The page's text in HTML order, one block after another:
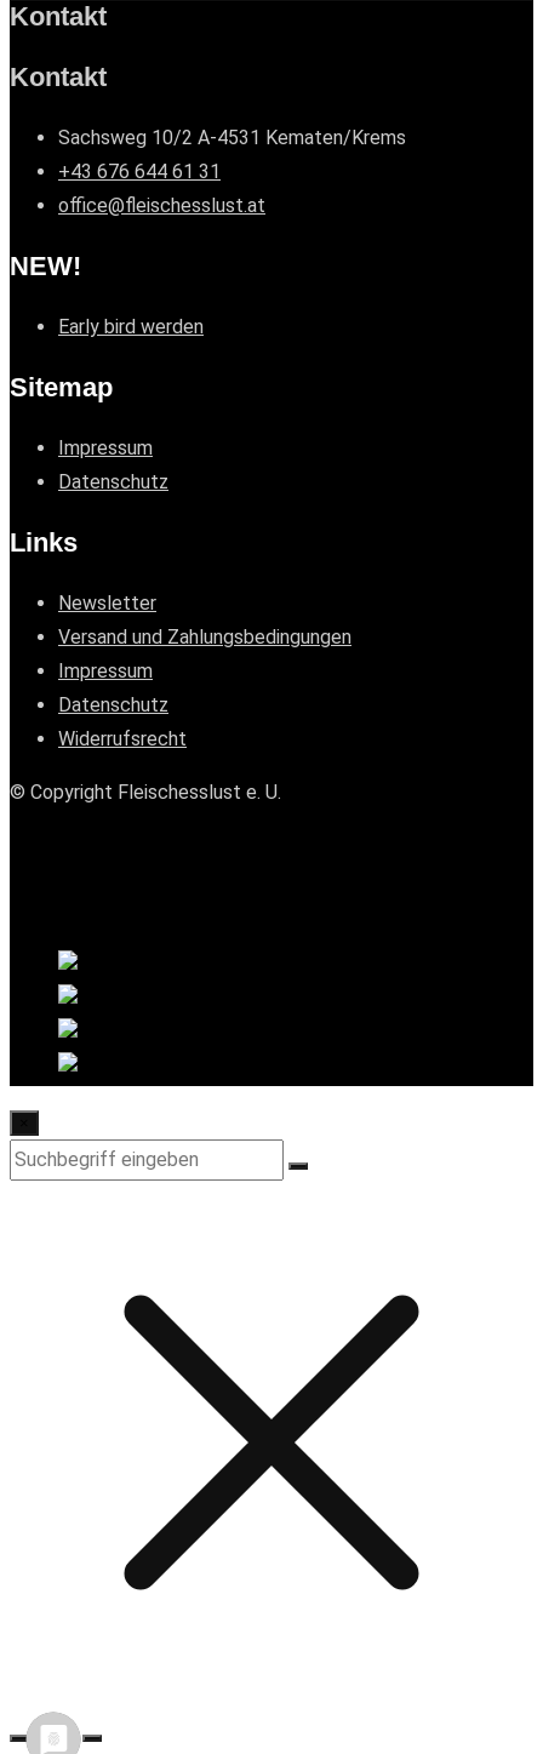
Kontakt
Kontakt
Sachsweg 10/2 A-4531 Kematen/Krems
+43 676 644 61 31
office@fleischesslust.at
NEW!
Early bird werden
Sitemap
Impressum
Datenschutz
Links
Newsletter
Versand und Zahlungsbedingungen
Impressum
Datenschutz
Widerrufsrecht
© Copyright Fleischesslust e. U.